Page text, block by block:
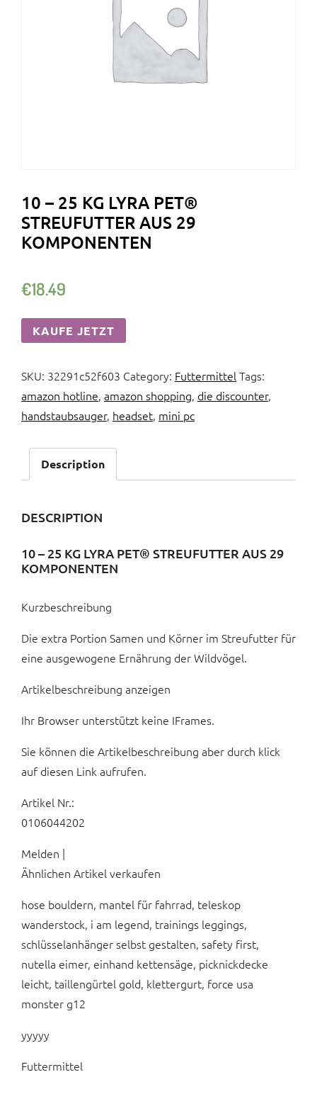
10 – 25 KG LYRA PET®
STREUFUTTER AUS 29
KOMPONENTEN
€18.49
KAUFE JETZT
SKU: 32291c52f603 Category: FuttermittelTags:
amazon hotline, amazon shopping, die discounter,
handstaubsauger, headset, mini pc
Description
DESCRIPTION
10 – 25 KG LYRA PET® STREUFUTTER AUS 29
KOMPONENTEN
Kurzbeschreibung
Die extra Portion Samen und Körner im Streufutter für
eine ausgewogene Ernährung der Wildvögel.
Artikelbeschreibung anzeigen
Ihr Browser unterstützt keine IFrames.
Sie können die Artikelbeschreibung aber durch klick
auf diesen Link aufrufen.
Artikel Nr.:
0106044202
Melden |
Ähnlichen Artikel verkaufen
hose bouldern, mantel für fahrrad, teleskop
wanderstock, i am legend, trainings leggings,
schlüsselanhänger selbst gestalten, safety first,
nutella eimer, einhand kettensäge, picknickdecke
leicht, taillengürtel gold, klettergurt, force usa
monster g12
yyyyy
Futtermittel